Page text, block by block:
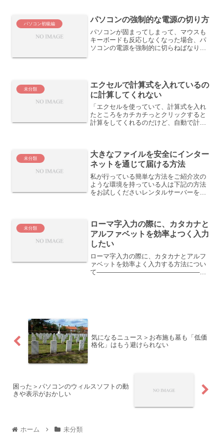
す。 問題の分析と原因の...
パソコン初級編 パソコンの強制的な電源の切り方
パソコンが固まってしまって、マウスも
キーボードも反応しなくなった場合、パ
ソコンの電源を強制的に切らねばなりま
ることを確認して、電源を...
未分類
エクセルで計算式を入れているの
に計算してくれない
「エクセルを使っていて、計算式を入れ
たところをカチカチっとクリックすると
計算をしてくれるのだけど、自動で計算
［ツール］→［オプション］...
未分類
大きなファイルを安全にインター
ネットを通じて届ける方法
私が行っている簡単な方法をご紹介次の
ような環境を持っている人は下記の方法
をお試しくださいレンタルサーバーを借
データを圧縮ソフトで...
未分類
ローマ字入力の際に、カタカナと
アルファベットを効率よつく入力
したい
ローマ字入力の際に、カタカナとアルフ
ァベットを効率よく入力する方法につい
て————————————————日
気になるニュース＞お布施も墓も「低価
格化」はもう避けられない
困った＞パソコンのウィルスソフトの動
きや表示がおかしい
ホーム 未分類